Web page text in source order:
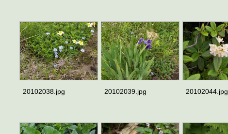
20102038.jpg 20102039.jpg 20102044.jpg